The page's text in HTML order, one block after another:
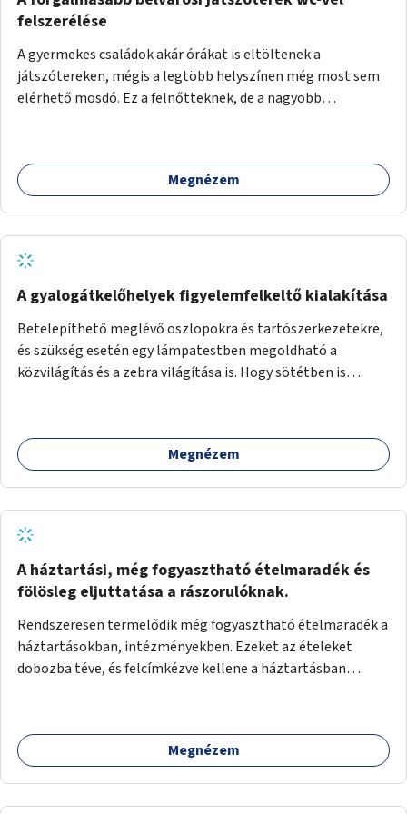
felszerélése
A gyermekes családok akár órákat is eltöltenek a
játszótereken, mégis a legtöbb helyszínen még most sem
elérhető mosdó. Ez a felnőtteknek, de a nagyobb
Megnézem
A gyalogátkelőhelyek figyelemfelkeltő kialakítása
Betelepíthető meglévő oszlopokra és tartószerkezetekre,
és szükség esetén egy lámpatestben megoldható a
közvilágítás és a zebra világítása is. Hogy sötétben is
Megnézem
A háztartási, még fogyasztható ételmaradék és
fölösleg eljuttatása a rászorulóknak.
Rendszeresen termelődik még fogyasztható ételmaradék a
háztartásokban, intézményekben. Ezeket az ételeket
dobozba téve, és felcímkézve kellene a háztartásban
kihelyezés pontos ideje. (A szekrények belső elrendezését,
rekeszeit, beosztását nem tudom, hogy itt kell-e leírni.)
Megnézem